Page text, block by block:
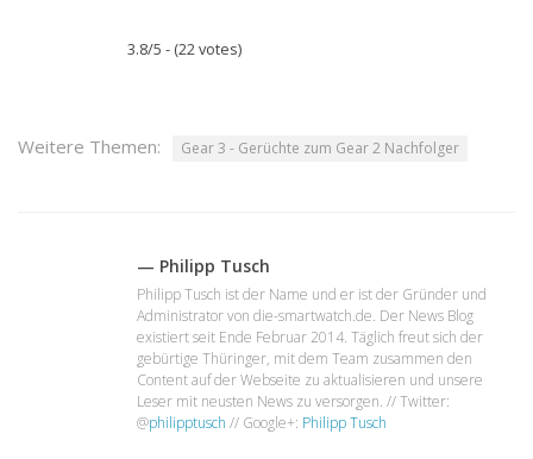
3.8/5 - (22 votes)
Weitere Themen: Gear 3 - Gerüchte zum Gear 2 Nachfolger
— Philipp Tusch
Philipp Tusch ist der Name und er ist der Gründer und
Administrator von die-smartwatch.de. Der News Blog
existiert seit Ende Februar 2014. Täglich freut sich der
gebürtige Thüringer, mit dem Team zusammen den
Content auf der Webseite zu aktualisieren und unsere
Leser mit neusten News zu versorgen. // Twitter:
@philipptusch // Google+: Philipp Tusch